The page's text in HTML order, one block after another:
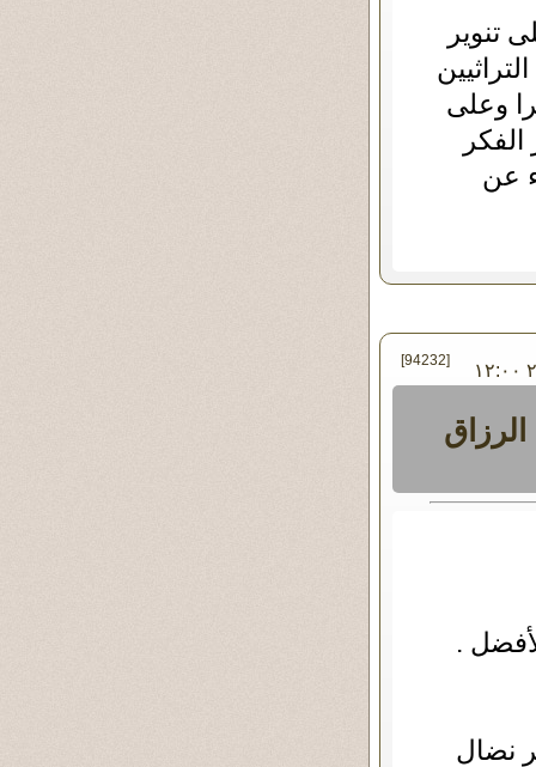
تنوير
وعلى
عن
في الإثنين ١٧ - أبريل - ٢٠٢٣ ١٢:٠٠ [94232]
.
نضال